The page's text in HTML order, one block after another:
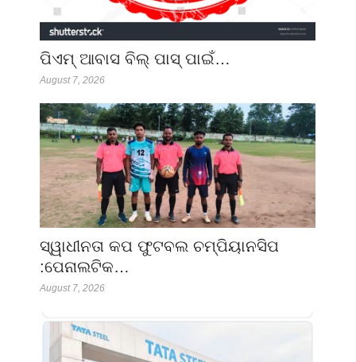
ପିଏମ୍ ଆବାସ ବିଲ୍ ପାସ୍ ପାଇଁ…
August 7, 2026
ସ୍ୱାଧୀନତା କପ ଫୁଟବଲ ଚମ୍ପିୟାନସିପ
:ପେନାଲଟିକ…
August 7, 2026